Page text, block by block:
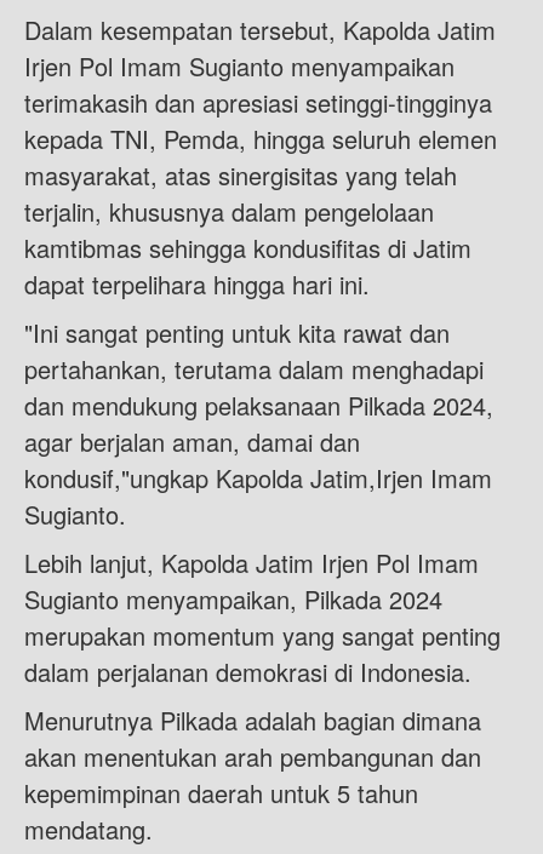
Dalam kesempatan tersebut, Kapolda Jatim
Irjen Pol Imam Sugianto menyampaikan
terimakasih dan apresiasi setinggi-tingginya
kepada TNI, Pemda, hingga seluruh elemen
masyarakat, atas sinergisitas yang telah
terjalin, khususnya dalam pengelolaan
kamtibmas sehingga kondusifitas di Jatim
dapat terpelihara hingga hari ini.
"Ini sangat penting untuk kita rawat dan
pertahankan, terutama dalam menghadapi
dan mendukung pelaksanaan Pilkada 2024,
agar berjalan aman, damai dan
kondusif,"ungkap Kapolda Jatim,Irjen Imam
Sugianto.
Lebih lanjut, Kapolda Jatim Irjen Pol Imam
Sugianto menyampaikan, Pilkada 2024
merupakan momentum yang sangat penting
dalam perjalanan demokrasi di Indonesia.
Menurutnya Pilkada adalah bagian dimana
akan menentukan arah pembangunan dan
kepemimpinan daerah untuk 5 tahun
mendatang.